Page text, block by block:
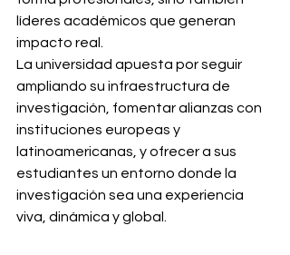
líderes académicos que generan
impacto real.
La universidad apuesta por seguir
ampliando su infraestructura de
investigación, fomentar alianzas con
instituciones europeas y
latinoamericanas, y ofrecer a sus
estudiantes un entorno donde la
investigación sea una experiencia
viva, dinámica y global.